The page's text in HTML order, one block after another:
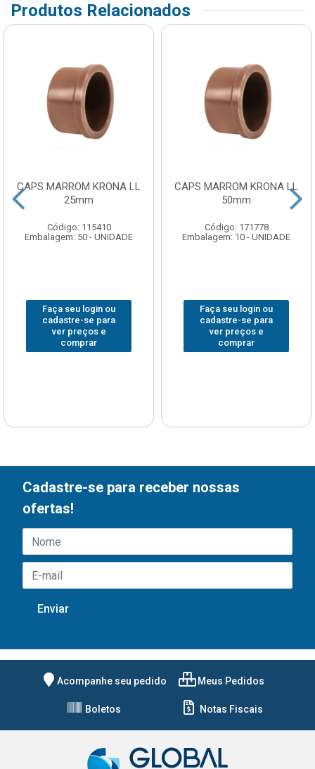
Produtos Relacionados
CAPS MARROM KRONA LL
25mm
Código: 115410
Embalagem: 50 - UNIDADE
Faça seu login ou
cadastre-se para
ver preços e
comprar
CAPS MARROM KRONA LL
50mm
Código: 171778
Embalagem: 10 - UNIDADE
Faça seu login ou
cadastre-se para
ver preços e
comprar
Cadastre-se para receber nossas
ofertas!
Acompanhe seu pedido Meus Pedidos
Boletos Notas Fiscais